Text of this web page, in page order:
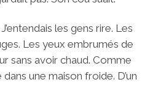
les gens rire. Les
Les yeux embrumés de
sans avoir chaud. Comme
une maison froide. D’un